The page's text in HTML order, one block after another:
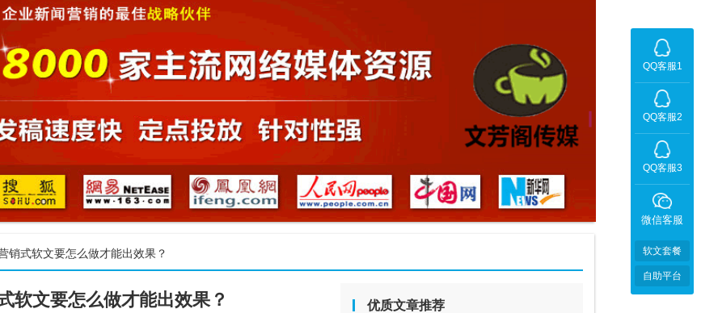
QQ客服1
QQ客服2
QQ客服3
微信客服
软文套餐
自助平台
销式软文要怎么做才能出效果？
软文要怎么做才能出效果？ 优质文章推荐